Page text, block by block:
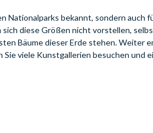
bekannt, sondern auch
diese Größen nicht vorstellen,
Bäume dieser Erde stehen. Weiter
viele Kunstgallerien besuchen und